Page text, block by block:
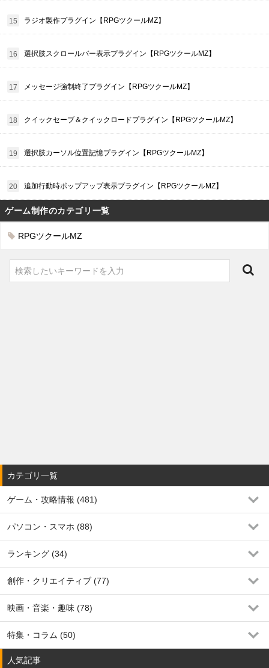
ラジオ製作プラグイン【RPGツクールMZ】
選択肢スクロールバー表示プラグイン【RPGツクールMZ】
メッセージ強制終了プラグイン【RPGツクールMZ】
クイックセーブ＆クイックロードプラグイン【RPGツクールMZ】
選択肢カーソル位置記憶プラグイン【RPGツクールMZ】
追加行動時ポップアップ表示プラグイン【RPGツクールMZ】
ゲーム制作のカテゴリ一覧
RPGツクールMZ
カテゴリ一覧
ゲーム・攻略情報 (481)
パソコン・スマホ (88)
ランキング (34)
創作・クリエイティブ (77)
映画・音楽・趣味 (78)
特集・コラム (50)
人気記事